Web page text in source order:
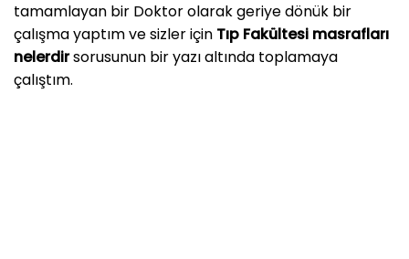
tamamlayan bir Doktor olarak geriye dönük bir
çalışma yaptım ve sizler için Tıp Fakültesi masrafları
nelerdirsorusunun bir yazı altında toplamaya
çalıştım.